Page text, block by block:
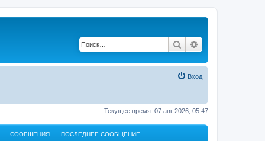
Поиск
Вход
Текущее время: 07 авг 2026, 05:47
СООБЩЕНИЯ ПОСЛЕДНЕЕ СООБЩЕНИЕ